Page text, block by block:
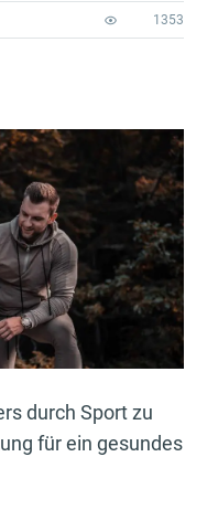
1353
durch Sport zu
für ein gesundes